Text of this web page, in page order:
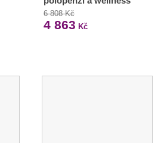
6 808 Kč
4 863 Kč